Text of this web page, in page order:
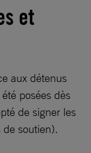
et
aux détenus
posées dès
de signer les
soutien).